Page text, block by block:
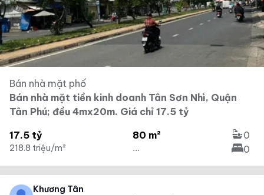
Bán nhà mặt phố
Bán nhà mặt tiền kinh doanh Tân Sơn Nhì, Quận
Tân Phú; đều 4mx20m. Giá chỉ 17.5 tỷ
17.5 tỷ
218.8 triệu/m²
80 m²
...
0
0
Khương Tân